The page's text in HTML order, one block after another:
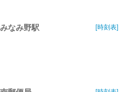
なみ野駅 [時刻表]